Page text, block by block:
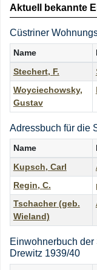
Aktuell bekannte
Cüstriner
Name
Stechert, F.
Woyciechowsky,
Gustav
Adressbuch für die
Name
Kupsch, Carl
Regin, C.
Tschacher(geb.
Wieland)
Einwohnerbuch
Drewitz 1939/40